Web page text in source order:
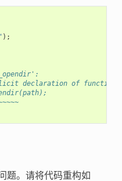
);
declaration of function
题。请将代码重构如